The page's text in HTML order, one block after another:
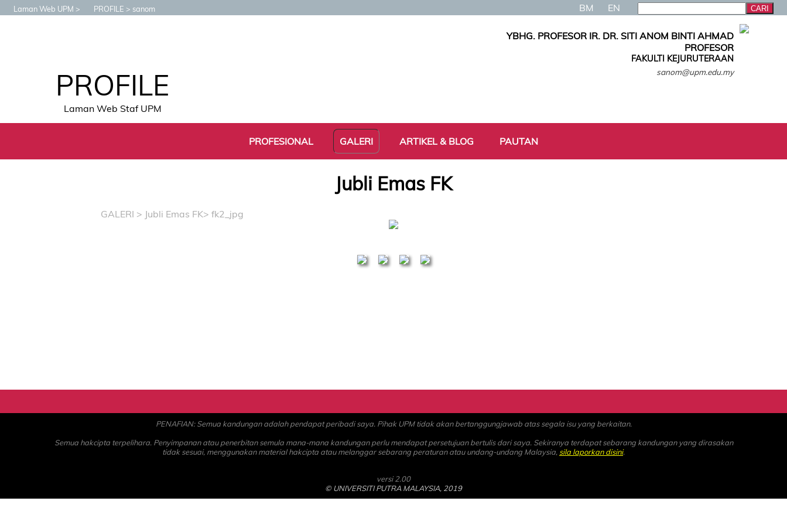
Laman Web UPM PROFILE sanom BM EN
PROFILE
Laman Web Staf UPM
YBHG. PROFESOR IR. DR. SITI ANOM BINTI AHMAD
PROFESOR
FAKULTI KEJURUTERAAN
sanom@upm.edu.my
PROFESIONAL GALERI ARTIKEL & BLOG PAUTAN
Jubli Emas FK
GALERI > Jubli Emas FK> fk2_jpg
PENAFIAN: Semua kandungan adalah pendapat peribadi saya. Pihak UPM tidak akan bertanggungjawab atas segala isu yang berkaitan.
Semua hakcipta terpelihara. Penyimpanan atau penerbitan semula mana-mana kandungan perlu mendapat persetujuan bertulis dari saya. Sekiranya terdapat sebarang kandungan yang dirasakan
tidak sesuai, menggunakan material hakcipta atau melanggar sebarang peraturan atau undang-undang Malaysia, sila laporkan disini.
versi 2.00
© UNIVERSITI PUTRA MALAYSIA, 2019